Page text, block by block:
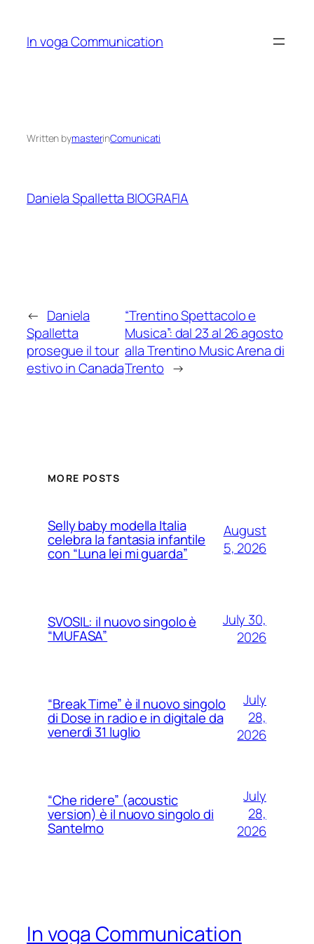
content
In voga Communication
Written bymasterinComunicati
Daniela Spalletta BIOGRAFIA
← Daniela
Spalletta
prosegue il tour
estivo in Canada
“Trentino Spettacolo e
Musica”: dal 23 al 26 agosto
alla Trentino Music Arena di
Trento →
MORE POSTS
Selly baby modella Italia
celebra la fantasia infantile
con “Luna lei mi guarda”
August
5, 2026
SVOSIL: il nuovo singolo è
“MUFASA”
July 30,
2026
“Break Time” è il nuovo singolo
di Dose in radio e in digitale da
venerdì 31 luglio
July
28,
2026
“Che ridere” (acoustic
version) è il nuovo singolo di
Santelmo
July
28,
2026
In voga Communication